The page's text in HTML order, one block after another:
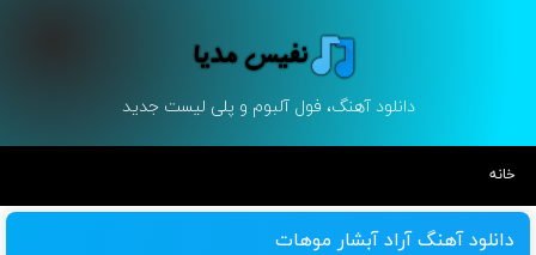
دانلود آهنگ، فول آلبوم و پلی لیست جدید
خانه
دانلود آهنگ آراد آبشار موهات